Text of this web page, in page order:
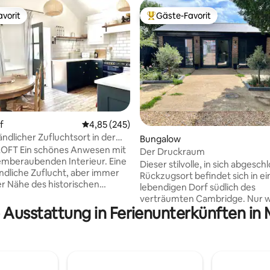
4,93 von 5, 218 Bewertungen
Durchschnittliche Bewertung: 4,85 von 5,
4,85 (245)
Zufluchtsort in der
mit
Interieur. Eine
Zuflucht, aber immer
Nähe des historischen
Beobachte den
bequem von einem
Beliebter Gäste-Favorit.
Gäste-Favorit
Bungalow
Der Druckraum
Dieser stilvolle, in sich
Rückzugsort befindet sich in
lebendigen Dorf südlich des
verträumten Cambridge. Nur
Gehminuten von lokalen Pubs,
Restaurants, Cafés,
Cambridge und in die
Ausstattung in Ferienunterkünften in